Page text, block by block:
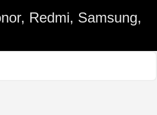
Redmi, Samsung,